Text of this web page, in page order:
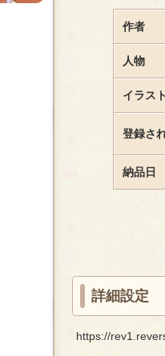
作者
人物
イラス
登録さ
納品日
詳細設定
https://